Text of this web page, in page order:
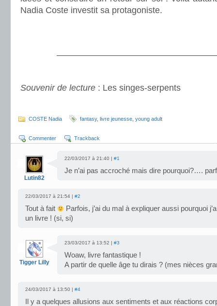
Nadia Coste investit sa protagoniste.
Souvenir de lecture : Les singes-serpents
COSTE Nadia fantasy, livre jeunesse young adult
Commenter Trackback
Lutin82
22/03/2017 à 21:40 | #1
Je n’ai pas accroché mais dire pourquoi?….
22/03/2017 à 21:54 | #2
Tout à fait
Parfois, j’ai du mal à expliquer aussi pourquoi
un livre ! (si, si)
Tigger Lilly
23/03/2017 à 13:52 | #3
Woaw, livre fantastique !
A partir de quelle âge tu dirais ? (mes nièces
24/03/2017 à 13:50 | #4
Il y a quelques allusions aux sentiments et aux réactions